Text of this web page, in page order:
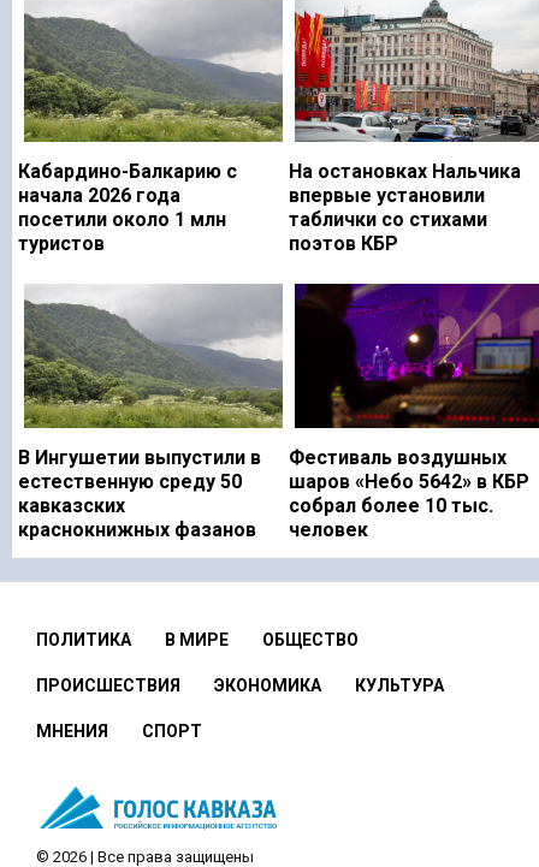
Кабардино-Балкарию с
начала 2026 года
посетили около 1 млн
туристов
На остановках Нальчика
впервые установили
таблички со стихами
поэтов КБР
В Ингушетии выпустили в
естественную среду 50
кавказских
краснокнижных фазанов
Фестиваль воздушных
шаров «Небо 5642» в КБР
собрал более 10 тыс.
человек
ПОЛИТИКА В МИРЕ ОБЩЕСТВО
ПРОИСШЕСТВИЯ ЭКОНОМИКА КУЛЬТУРА
МНЕНИЯ СПОРТ
© 2026 | Все права защищены